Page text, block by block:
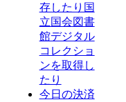
存したり国
立国会図書
館デジタル
コレクショ
ンを取得し
たり
今日の決済